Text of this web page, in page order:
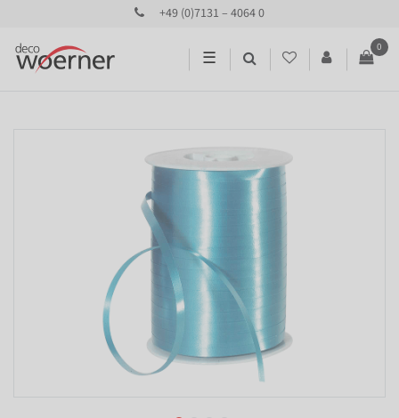
+49 (0)7131 – 4064 0
☰
0